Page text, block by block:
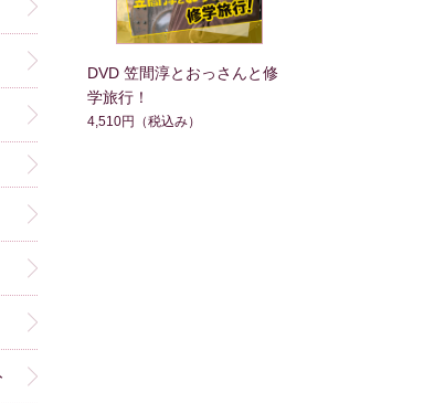
DVD 笠間淳とおっさんと修
学旅行！
4,510円 （税込み）